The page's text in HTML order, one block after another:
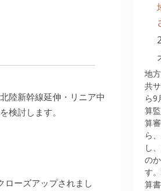
陸新幹線延伸・リニア中
検討します。
ローズアップされまし
地
共
ら9
算
算
ら
し
の
す
算